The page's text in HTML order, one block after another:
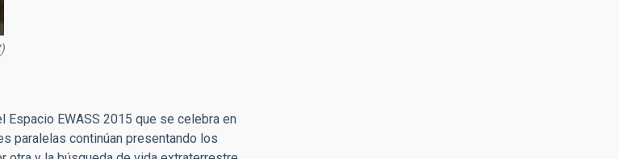
Espacio EWASS 2015 que se celebra en
paralelas continúan presentando los